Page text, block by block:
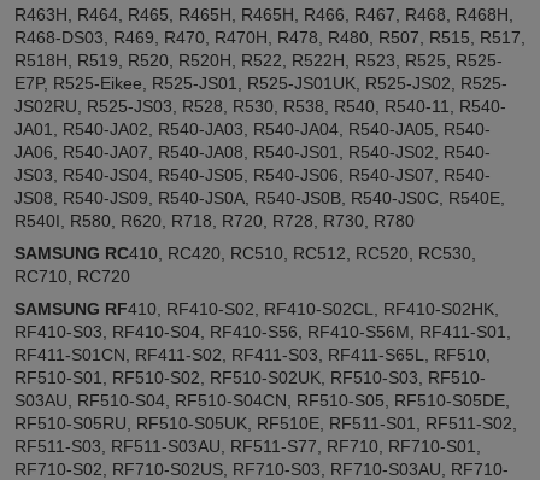
R463H, R464, R465, R465H, R465H, R466, R467, R468, R468H,
R468-DS03, R469, R470, R470H, R478, R480, R507, R515, R517,
R518H, R519, R520, R520H, R522, R522H, R523, R525, R525-
E7P, R525-Eikee, R525-JS01, R525-JS01UK, R525-JS02, R525-
JS02RU, R525-JS03, R528, R530, R538, R540, R540-11, R540-
JA01, R540-JA02, R540-JA03, R540-JA04, R540-JA05, R540-
JA06, R540-JA07, R540-JA08, R540-JS01, R540-JS02, R540-
JS03, R540-JS04, R540-JS05, R540-JS06, R540-JS07, R540-
JS08, R540-JS09, R540-JS0A, R540-JS0B, R540-JS0C, R540E,
R540I, R580, R620, R718, R720, R728, R730, R780
SAMSUNG RC410, RC420, RC510, RC512, RC520, RC530,
RC710, RC720
SAMSUNG RF410, RF410-S02, RF410-S02CL, RF410-S02HK,
RF410-S03, RF410-S04, RF410-S56, RF410-S56M, RF411-S01,
RF411-S01CN, RF411-S02, RF411-S03, RF411-S65L, RF510,
RF510-S01, RF510-S02, RF510-S02UK, RF510-S03, RF510-
S03AU, RF510-S04, RF510-S04CN, RF510-S05, RF510-S05DE,
RF510-S05RU, RF510-S05UK, RF510E, RF511-S01, RF511-S02,
RF511-S03, RF511-S03AU, RF511-S77, RF710, RF710-S01,
RF710-S02, RF710-S02US, RF710-S03, RF710-S03AU, RF710-